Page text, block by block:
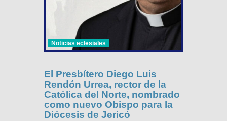
Noticias eclesiales
El Presbítero Diego Luis
Rendón Urrea, rector de la
Católica del Norte, nombrado
como nuevo Obispo para la
Diócesis de Jericó